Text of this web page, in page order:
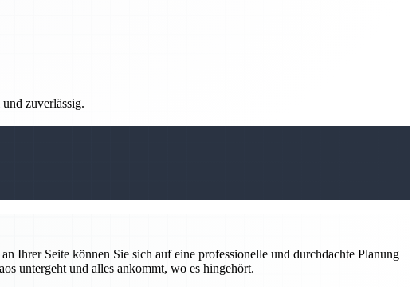
zuverlässig.
Ihrer Seite können Sie sich auf eine professionelle und durchdachte Planung
untergeht und alles ankommt, wo es hingehört.